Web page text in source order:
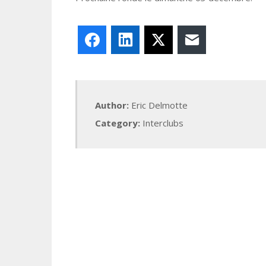
FacebookLinkedIn
Author: Eric Delmotte
Category: Interclubs